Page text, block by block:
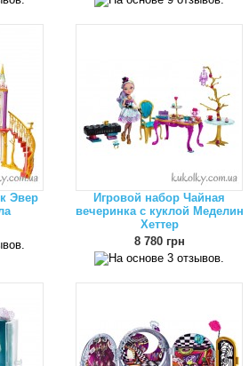
Эвер
Игровой набор Чайная
вечеринка с куклой Меделин
Хеттер
8 780 грн